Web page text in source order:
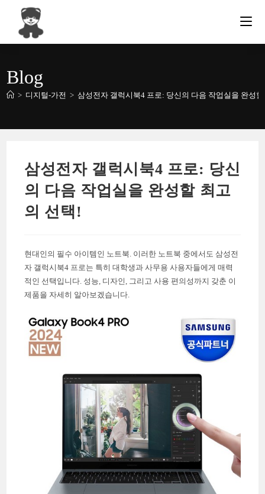
content
Blog
> 디지털-가전 > 삼성전자 갤럭시북4 프로: 당신의 다음 작업실을 완성
삼성전자 갤럭시북4 프로: 당신
의 다음 작업실을 완성할 최고
의 선택!
현대인의 필수 아이템인 노트북. 이러한 노트북 중에서도 삼성전
자 갤럭시북4 프로는 특히 대학생과 사무용 사용자들에게 매력
적인 선택입니다. 성능, 디자인, 그리고 사용 편의성까지 갖춘 이
제품을 자세히 알아보겠습니다.